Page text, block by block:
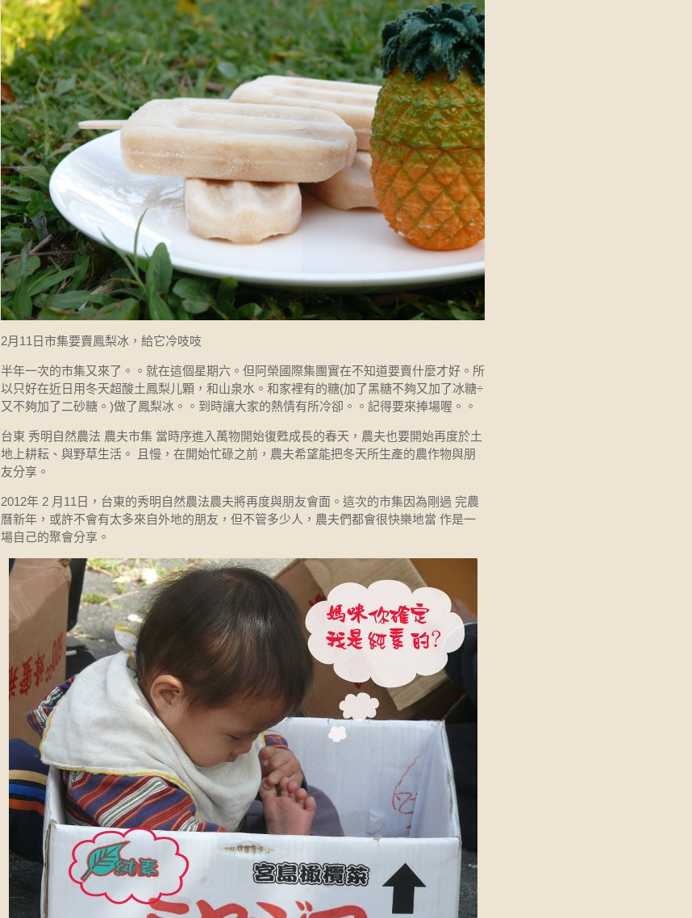
2月11日市集要賣鳳梨冰，給它冷吱吱
半年一次的市集又來了。。就在這個星期六。但阿榮國際集團實在不知道要賣什麼才好。所
以只好在近日用冬天超酸土鳳梨儿顆，和山泉水。和家裡有的糖(加了黑糖不夠又加了冰糖÷
又不夠加了二砂糖。)做了鳳梨冰。。到時讓大家的熱情有所冷卻。。記得要來捧場喔。。
台東 秀明自然農法 農夫市集 當時序進入萬物開始復甦成長的春天，農夫也要開始再度於土
地上耕耘、與野草生活。 且慢，在開始忙碌之前，農夫希望能把冬天所生產的農作物與朋
友分享。
2012年 2 月11日，台東的秀明自然農法農夫將再度與朋友會面。這次的市集因為剛過 完農
曆新年，或許不會有太多來自外地的朋友，但不管多少人，農夫們都會很快樂地當 作是一
場自己的聚會分享。